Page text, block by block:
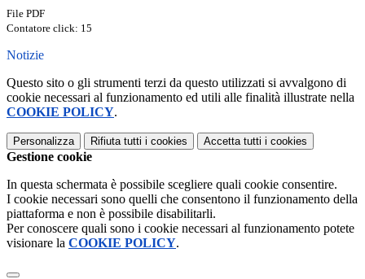
File PDF
Contatore click: 15
Notizie
Questo sito o gli strumenti terzi da questo utilizzati si avvalgono di
cookie necessari al funzionamento ed utili alle finalità illustrate nella
COOKIE POLICY.
Personalizza Rifiuta tutti i cookies Accetta tutti i cookies
Gestione cookie
In questa schermata è possibile scegliere quali cookie consentire.
I cookie necessari sono quelli che consentono il funzionamento della
piattaforma e non è possibile disabilitarli.
Per conoscere quali sono i cookie necessari al funzionamento potete
visionare la COOKIE POLICY.